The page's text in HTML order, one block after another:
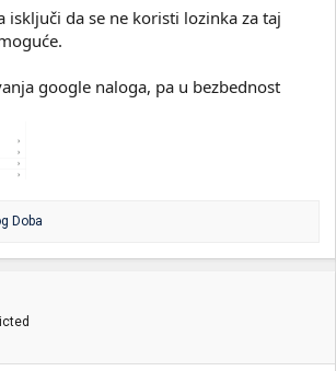
isključi da se ne koristi lozinka za taj
google naloga, pa u bezbednost
Doba